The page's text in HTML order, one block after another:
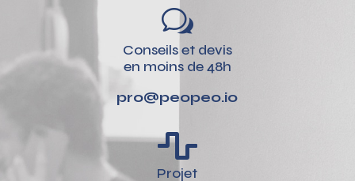
w
Conseils et devis
en moins de 48h
pro@peopeo.io

Projet